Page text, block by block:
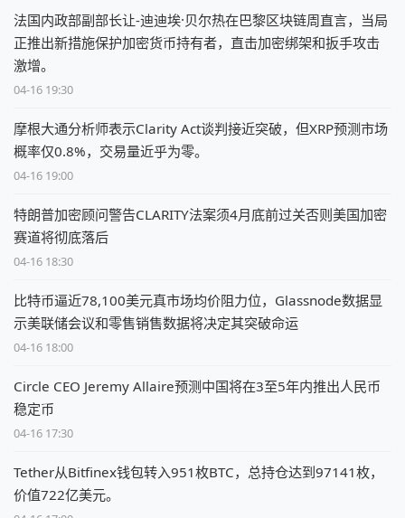
法国内政部副部长让-迪迪埃·贝尔热在巴黎区块链周直言，当局
正推出新措施保护加密货币持有者，直击加密绑架和扳手攻击
激增。
04-16 19:30
摩根大通分析师表示Clarity Act谈判接近突破，但XRP预测市场
概率仅0.8%，交易量近乎为零。
04-16 19:00
特朗普加密顾问警告CLARITY法案须4月底前过关否则美国加密
赛道将彻底落后
04-16 18:30
比特币逼近78,100美元真市场均价阻力位，Glassnode数据显
示美联储会议和零售销售数据将决定其突破命运
04-16 18:00
Circle CEO Jeremy Allaire预测中国将在3至5年内推出人民币
稳定币
04-16 17:30
Tether从Bitfinex钱包转入951枚BTC，总持仓达到97141枚，
价值722亿美元。